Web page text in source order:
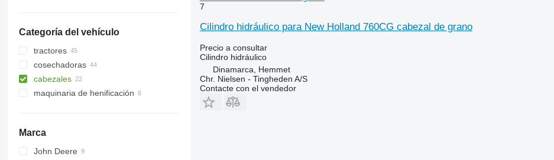
Categoría del vehículo
tractores
tractores de ruedas
cosechadoras
cosechadoras de cereales
cabezales
cabezales de grano
maquinaria de henificación
Marca
John Deere
7
Cilindro hidráulico para New Holland 760CG cabezal de grano
Precio a consultar
Cilindro hidráulico
Dinamarca, Hemmet
Chr. Nielsen - Tingheden A/S
Contacte con el vendedor